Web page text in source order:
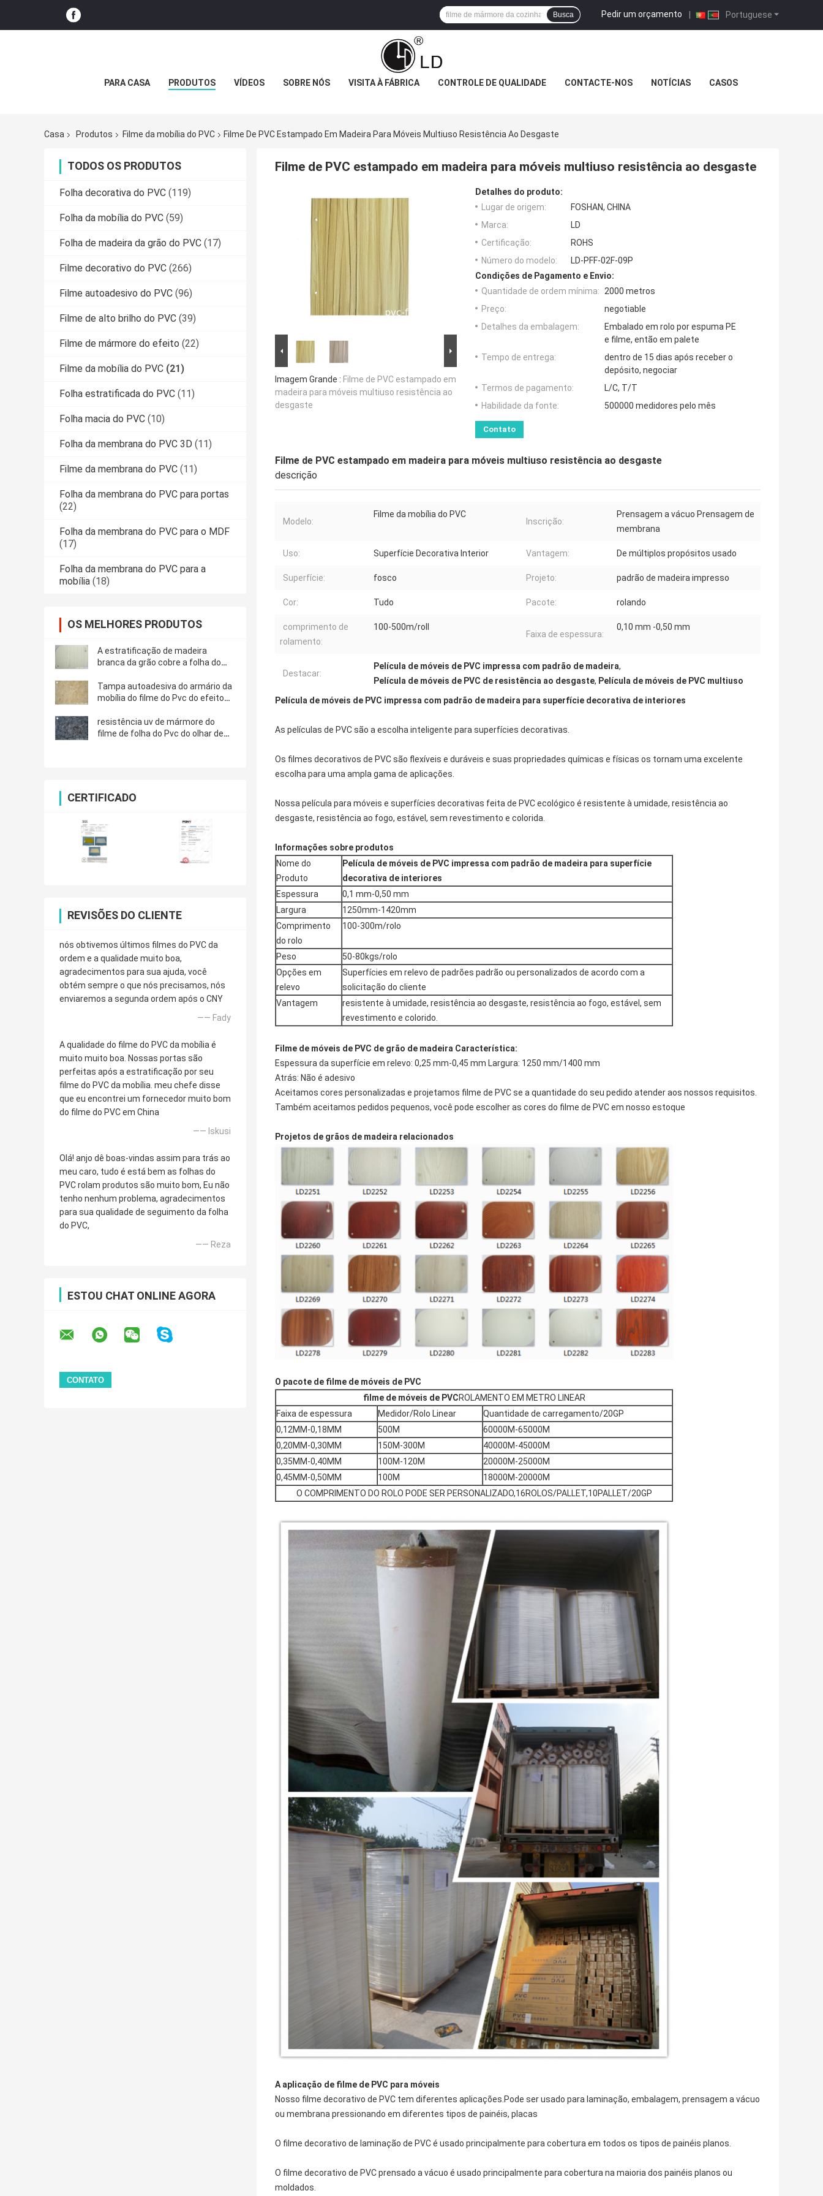
Portuguese
Pedir um orçamento |
Busca
PARA CASA PRODUTOS VÍDEOS SOBRE NÓS VISITA À FÁBRICA CONTROLE DE QUALIDADE CONTACTE-NOS NOTÍCIAS CASOS
Casa Produtos Filme da mobília do PVC Filme De PVC Estampado Em Madeira Para Móveis Multiuso Resistência Ao Desgaste
TODOS OS PRODUTOS
Folha decorativa do PVC (119)
Folha da mobília do PVC (59)
Folha de madeira da grão do PVC (17)
Filme decorativo do PVC (266)
Filme autoadesivo do PVC (96)
Filme de alto brilho do PVC (39)
Filme de mármore do efeito (22)
Filme da mobília do PVC (21)
Folha estratificada do PVC (11)
Folha macia do PVC (10)
Folha da membrana do PVC 3D (11)
Filme da membrana do PVC (11)
Folha da membrana do PVC para portas
(22)
Folha da membrana do PVC para o MDF
(17)
Folha da membrana do PVC para a
mobília (18)
OS MELHORES PRODUTOS
A estratificação de madeira
branca da grão cobre a folha do
Tampa autoadesiva do armário da
mobília do filme do Pvc do efeito
resistência uv de mármore do
filme de folha do Pvc do olhar de
CERTIFICADO
REVISÕES DO CLIENTE
nós obtivemos últimos filmes do PVC da
ordem e a qualidade muito boa,
agradecimentos para sua ajuda, você
obtém sempre o que nós precisamos, nós
enviaremos a segunda ordem após o CNY
—— Fady
A qualidade do filme do PVC da mobília é
muito muito boa. Nossas portas são
perfeitas após a estratificação por seu
filme do PVC da mobília. meu chefe disse
que eu encontrei um fornecedor muito bom
do filme do PVC em China
—— Iskusi
Olá! anjo dê boas-vindas assim para trás ao
meu caro, tudo é está bem as folhas do
PVC rolam produtos são muito bom, Eu não
tenho nenhum problema, agradecimentos
para sua qualidade de seguimento da folha
do PVC,
—— Reza
ESTOU CHAT ONLINE AGORA
Filme de PVC estampado em madeira para móveis multiuso resistência ao desgaste
Imagem Grande : Filme de PVC estampado em
madeira para móveis multiuso resistência ao
desgaste
Detalhes do produto:
Lugar de origem:
FOSHAN, CHINA
Marca:
LD
Certificação:
ROHS
Número do modelo:
LD-PFF-02F-09P
Condições de Pagamento e Envio:
Quantidade de ordem mínima: 2000 metros
Preço:
negotiable
Detalhes da embalagem:
Embalado em rolo por espuma PE
e filme, então em palete
Tempo de entrega:
dentro de 15 dias após receber o
depósito, negociar
Termos de pagamento:
L/C, T/T
Habilidade da fonte:
500000 medidores pelo mês
Contato
Filme de PVC estampado em madeira para móveis multiuso resistência ao desgaste
descrição
Modelo:
Filme da mobília do PVC
Inscrição:
Prensagem a vácuo Prensagem de
membrana
Uso: Superfície Decorativa Interior Vantagem: De múltiplos propósitos usado
Superfície: fosco Projeto: padrão de madeira impresso
Cor: Tudo Pacote: rolando
comprimento de
rolamento:
100-500m/roll
Faixa de espessura:
0,10 mm -0,50 mm
Destacar:
Película de móveis de PVC impressa com padrão de madeira,
Película de móveis de PVC de resistência ao desgaste, Película de móveis de PVC multiuso
Película de móveis de PVC impressa com padrão de madeira para superfície decorativa de interiores
As películas de PVC são a escolha inteligente para superfícies decorativas.
Os filmes decorativos de PVC são flexíveis e duráveis ​​e suas propriedades químicas e físicas os tornam uma excelente
escolha para uma ampla gama de aplicações.
Nossa película para móveis e superfícies decorativas feita de PVC ecológico é resistente à umidade, resistência ao
desgaste, resistência ao fogo, estável, sem revestimento e colorida.
Informações sobre produtos
Nome do
Produto
Película de móveis de PVC impressa com padrão de madeira para superfície
decorativa de interiores
Espessura
0,1 mm-0,50 mm
Largura
1250mm-1420mm
Comprimento
do rolo
100-300m/rolo
Peso
50-80kgs/rolo
Opções em
relevo
Superfícies em relevo de padrões padrão ou personalizados de acordo com a
solicitação do cliente
Vantagem
resistente à umidade, resistência ao desgaste, resistência ao fogo, estável, sem
revestimento e colorido.
Filme de móveis de PVC de grão de madeira Característica:
Espessura da superfície em relevo: 0,25 mm-0,45 mm Largura: 1250 mm/1400 mm
Atrás: Não é adesivo
Aceitamos cores personalizadas e projetamos filme de PVC se a quantidade do seu pedido atender aos nossos requisitos.
Também aceitamos pedidos pequenos, você pode escolher as cores do filme de PVC em nosso estoque
Projetos de grãos de madeira relacionados
O pacote de filme de móveis de PVC
filme de móveis de PVCROLAMENTO EM METRO LINEAR
Faixa de espessura
Medidor/Rolo Linear
Quantidade de carregamento/20GP
0,12MM-0,18MM
500M
60000M-65000M
0,20MM-0,30MM
150M-300M
40000M-45000M
0,35MM-0,40MM
100M-120M
20000M-25000M
0,45MM-0,50MM
100M
18000M-20000M
O COMPRIMENTO DO ROLO PODE SER PERSONALIZADO,16ROLOS/PALLET,10PALLET/20GP
A aplicação de filme de PVC para móveis
Nosso filme decorativo de PVC tem diferentes aplicações.Pode ser usado para laminação, embalagem, prensagem a vácuo
ou membrana pressionando em diferentes tipos de painéis, placas
O filme decorativo de laminação de PVC é usado principalmente para cobertura em todos os tipos de painéis planos.
O filme decorativo de PVC prensado a vácuo é usado principalmente para cobertura na maioria dos painéis planos ou
moldados.